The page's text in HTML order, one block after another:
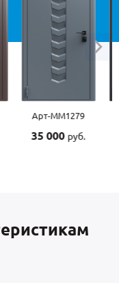
Арт-ММ1570
45 000руб.